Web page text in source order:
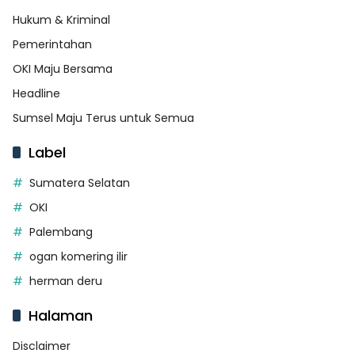
Hukum & Kriminal
Pemerintahan
OKI Maju Bersama
Headline
Sumsel Maju Terus untuk Semua
Label
Sumatera Selatan
OKI
Palembang
ogan komering ilir
herman deru
Halaman
Disclaimer